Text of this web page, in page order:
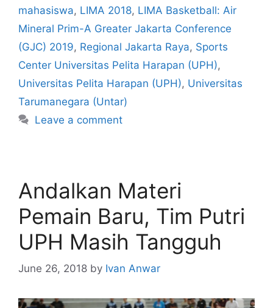
mahasiswa, LIMA 2018, LIMA Basketball: Air
Mineral Prim-A Greater Jakarta Conference
(GJC) 2019, Regional Jakarta Raya, Sports
Center Universitas Pelita Harapan (UPH),
Universitas Pelita Harapan (UPH), Universitas
Tarumanegara (Untar)
Leave a comment
Andalkan Materi
Pemain Baru, Tim Putri
UPH Masih Tangguh
June 26, 2018 by Ivan Anwar